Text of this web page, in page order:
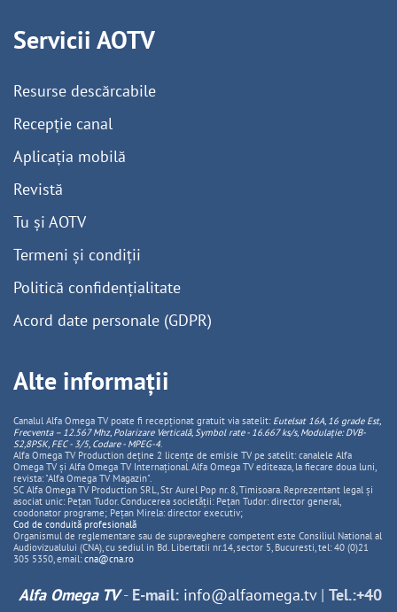
Servicii AOTV
Resurse descărcabile
Recepție canal
Aplicația mobilă
Revistă
Tu și AOTV
Termeni și condiții
Politică confidențialitate
Acord date personale (GDPR)
Alte informații
Canalul Alfa Omega TV poate fi recepționat gratuit via satelit: Eutelsat 16A, 16 grade Est,
Frecventa – 12.567 Mhz, PolarizareVerticală, Symbol rate - 16.667 ks/s, Modulație: DVB-
S2,8PSK, FEC - 3/5, Codare - MPEG-4.
Alfa Omega TV Production deține 2 licențe de emisie TV pe satelit: canalele Alfa
Omega TV și Alfa Omega TV Internațional. Alfa Omega TV editeaza, la fiecare doua luni,
revista: "Alfa Omega TV Magazin".
SC Alfa Omega TV Production SRL, Str Aurel Pop nr. 8, Timisoara. Reprezentant legal și
asociat unic: Pețan Tudor. Conducerea societății: Pețan Tudor: director general,
coodonator programe; Pețan Mirela: director executiv;
Cod de conduită profesională
Organismul de reglementare sau de supraveghere competent este Consiliul National al
Audiovizualului (CNA), cu sediul in Bd. Libertatii nr.14, sector 5, Bucuresti, tel: 40 (0)21
305 5350, email: cna@cna.ro
Alfa Omega TV- E-mail: info@alfaomega.tv| Tel.:+40